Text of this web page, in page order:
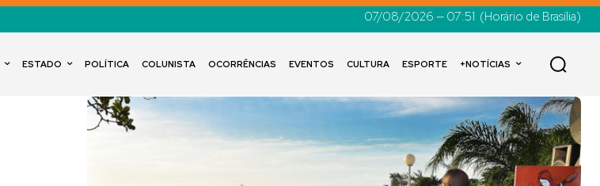
07/08/2026 — 07:51 (Horário de Brasília)
ESTADO POLÍTICA COLUNISTA OCORRÊNCIAS EVENTOS CULTURA ESPORTE +NOTÍCIAS